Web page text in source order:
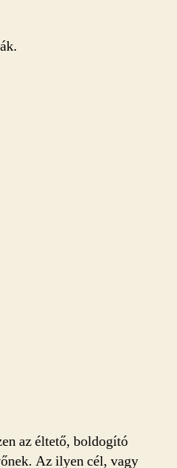
az éltető, boldogító
Az ilyen cél, vagy